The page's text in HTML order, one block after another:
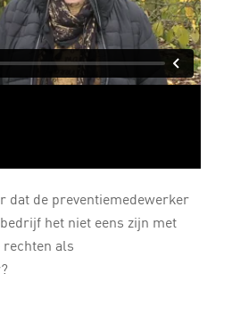
dat de preventiemedewerker
het niet eens zijn met
rechten als